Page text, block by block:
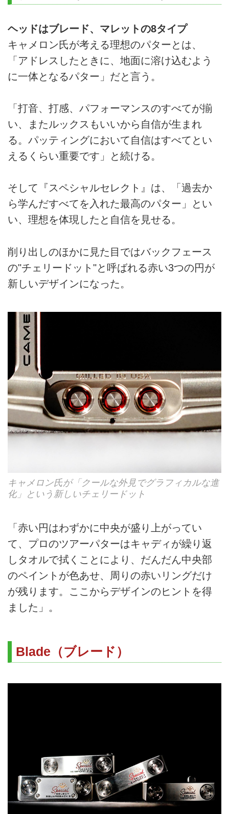
ヘッドはブレード、マレットの8タイプ
キャメロン氏が考える理想のパターとは、
「アドレスしたときに、地面に溶け込むよう
に一体となるパター」だと言う。
「打音、打感、パフォーマンスのすべてが揃
い、またルックスもいいから自信が生まれ
る。パッティングにおいて自信はすべてとい
えるくらい重要です」と続ける。
そして『スペシャルセレクト』は、「過去か
ら学んだすべてを入れた最高のパター」とい
い、理想を体現したと自信を見せる。
削り出しのほかに見た目ではバックフェース
の"チェリードット"と呼ばれる赤い3つの円が
新しいデザインになった。
キャメロン氏が「クールな外見でグラフィカルな進
化」という新しいチェリードット
「赤い円はわずかに中央が盛り上がってい
て、プロのツアーパターはキャディが繰り返
しタオルで拭くことにより、だんだん中央部
のペイントが色あせ、周りの赤いリングだけ
が残ります。ここからデザインのヒントを得
ました」。
Blade（ブレード）